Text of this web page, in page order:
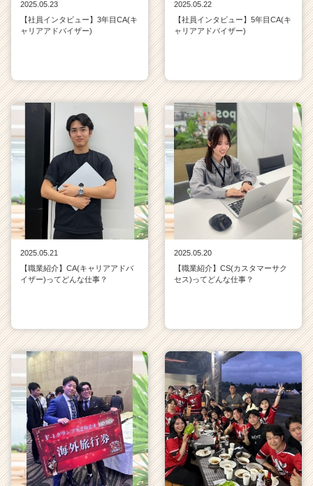
2025.05.23
【社員インタビュー】3年目CA(キ
ャリアアドバイザー)
2025.05.22
【社員インタビュー】5年目CA(キ
ャリアアドバイザー)
2025.05.21
【職業紹介】CA(キャリアアドバ
イザー)ってどんな仕事？
2025.05.20
【職業紹介】CS(カスタマーサク
セス)ってどんな仕事？